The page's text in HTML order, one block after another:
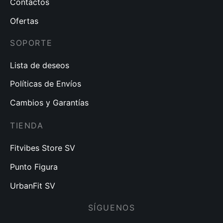
Ofertas
SOPORTE
Lista de deseos
Políticas de Envíos
Cambios y Garantías
TIENDA
Fitvibes Store SV
Punto Figura
UrbanFit SV
SÍGUENOS